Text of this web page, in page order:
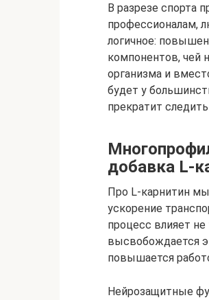
В разрезе спорта
профессионалам,
логичное:
компонентов, чей
организма и
будет у
прекратит
добавка L-
Про L-карнитин
ускорение
процесс влияет
высвобождается
повышается
Нейрозащитные